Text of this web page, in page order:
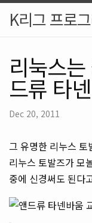
K리그 프로
리눅스
드류 타
Dec 20, 2011
그 유명한 리누스 토
리누스 토발즈가 모
중에 신경써도 된다